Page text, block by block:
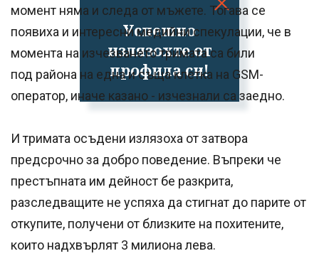
Успешно
излязохте от
профила си!
момент няма и следа от мъжете. Тогава се
появиха и интересни медийни спекулации, че в
момента на изчезването тримата са били
под района на една и съща клетка на GSM-
оператор, иначе казано - изчезнали са заедно.
И тримата осъдени излязоха от затвора
предсрочно за добро поведение. Въпреки че
престъпната им дейност бе разкрита,
разследващите не успяха да стигнат до парите от
откупите, получени от близките на похитените,
които надхвърлят 3 милиона лева.